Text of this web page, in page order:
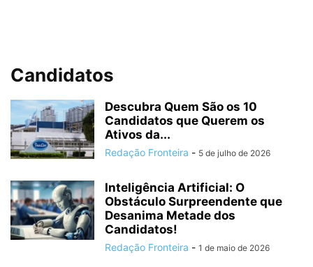
Candidatos
Descubra Quem São os 10
Candidatos que Querem os
Ativos da...
Redação Fronteira - 5 de julho de 2026
Inteligência Artificial: O
Obstáculo Surpreendente que
Desanima Metade dos
Candidatos!
Redação Fronteira - 1 de maio de 2026